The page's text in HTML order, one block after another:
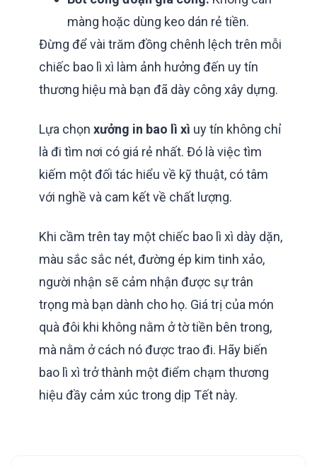
màng hoặc dùng keo dán rẻ tiền.
Đừng để vài trăm đồng chênh lệch trên mỗi
chiếc bao lì xì làm ảnh hưởng đến uy tín
thương hiệu mà bạn đã dày công xây dựng.
Lựa chọn xưởng in bao lì xì uy tín không chỉ
là đi tìm nơi có giá rẻ nhất. Đó là việc tìm
kiếm một đối tác hiểu về kỹ thuật, có tâm
với nghề và cam kết về chất lượng.
Khi cầm trên tay một chiếc bao lì xì dày dặn,
màu sắc sắc nét, đường ép kim tinh xảo,
người nhận sẽ cảm nhận được sự trân
trọng mà bạn dành cho họ. Giá trị của món
quà đôi khi không nằm ở tờ tiền bên trong,
mà nằm ở cách nó được trao đi. Hãy biến
bao lì xì trở thành một điểm chạm thương
hiệu đầy cảm xúc trong dịp Tết này.